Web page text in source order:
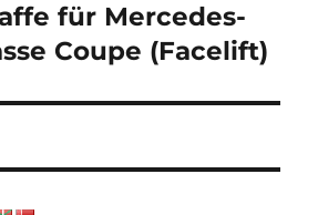
für Mercedes-
Coupe (Facelift)